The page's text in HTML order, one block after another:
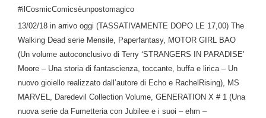
#ilCosmicComicsèunpostomagico
13/02/18 in arrivo oggi (TASSATIVAMENTE DOPO LE 17,00) The
Walking Dead serie Mensile, Paperfantasy, MOTOR GIRL BAO
(Un volume autoconclusivo di Terry ‘STRANGERS IN PARADISE’
Moore – Una storia di fantascienza, toccante, buffa e lirica – Un
nuovo gioiello realizzato dall’autore di Echo e RachelRising), MS
MARVEL, Daredevil Collection Volume, GENERATION X # 1 (Una
nuova serie da Fumetteria con Jubilee e i suoi – ehm –